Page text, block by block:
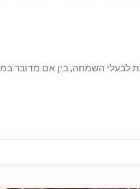
לבעלי השמחה, בין אם מדובר